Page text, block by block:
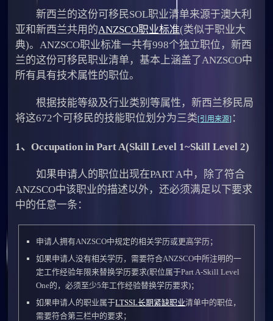
新西兰的这份可移民SOL职业清单来源于澳大利
亚和新西兰共用的ANZSCO职业标准(类似于职业大
典)。ANZSCO职业标准一共有998个独立职位，新西
兰的这份可移民职业清单，基本上涵盖了ANZSCO中
所有具有技术属性的职位。
根据技能等级及行业类别等属性，新西兰移民局
将这672个可移民的技能职位划分为三类[引用来源] ：
1、Occupation in Part A(Skill Level 1~Skill Level 2)
如果申请人的职位出现在PART A中，除了符合
ANZSCO中该职业的描述以外，还必须满足以下要求
中的任意一条：
申请人拥有ANZSCO中规定的相关学历或更高学历；
如果申请人没有相关学历，需要符合ANZSCO中所注明的一
定工作经验年限来替换学历要求(职位属于Part A-Skill Level
One的，必须至少5年工作经验替换学历要求)；
如果申请人的职业属于LTSSL长期紧缺职业清单中的职位，
需要符合第三栏中的要求；